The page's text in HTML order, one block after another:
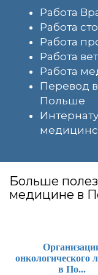
Работа
Работа
Работа
Работа
Работа
Перевод
Польше
Больше
медицине в
онкологического
в По...